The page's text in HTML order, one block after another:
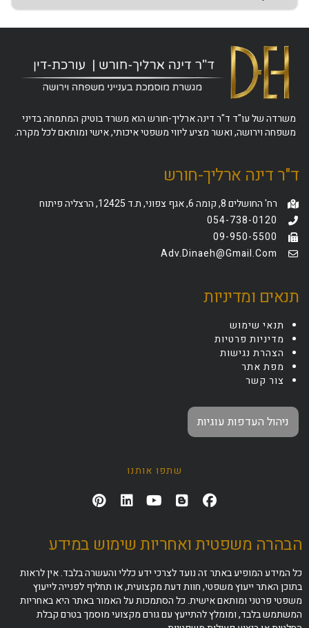
משרדה של עו"ד ד"ר דינה ארליך-חורש הוא משרד בוטיק המתמחה בדיני
משפחה וירושה, ואשר מציע ליווי משפטי איכותי, אישי ומותאם לכל מקרה.
ד"ר דינה ארליך-חורש
רח' החושלים 8, קומה 6, אגף צפוני, ת.ד 12425, הרצליה פיתוח
054-738-0120
09-950-5500
Adv.dinaeh@gmail.com
תנאים ומדיניות
תנאי שימוש
מדיניות פרטיות
הצהרת נגישות
מפת אתר
צור קשר
ניהול העדפות עוגיות
שתפו אותנו
הבהרה משפטית ואחריות שימוש במידע
כל המידע המופיע באתר זה נועד לצרכי ידע כללי והעשרה בלבד. אין לראות
בתוכן האתר ייעוץ משפטי, חוות דעת מקצועית, או תחליף לפנייה לייעוץ
משפטי פרטני ומותאם אישית. כל הסתמכות על האמור באתר היא באחריות
המשתמש בלבד, ומומלץ להתייעץ עם גורם מקצועי מוסמך בטרם קבלת